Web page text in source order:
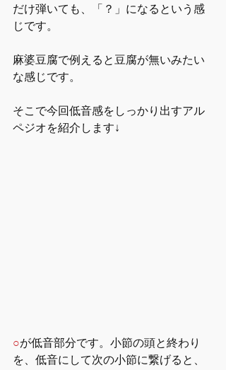
だけ弾いても、「？」になるという感
じです。
麻婆豆腐で例えると豆腐が無いみたい
な感じです。
そこで今回低音感をしっかり出すアル
ペジオを紹介します↓
○が低音部分です。小節の頭と終わり
を、低音にして次の小節に繋げると、